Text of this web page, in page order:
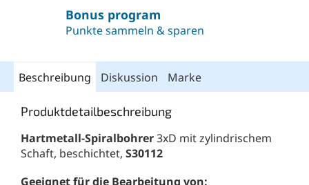
Bonus program
Punkte sammeln & sparen
Beschreibung Diskussion Marke
Produktdetailbeschreibung
Hartmetall-Spiralbohrer3xD mit zylindrischem
Schaft, beschichtet, S30112
Geeignet für die Bearbeitung von: